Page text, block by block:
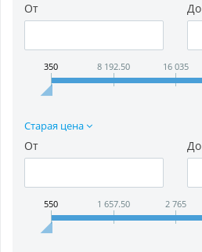
От До
350 8 192.50 16 035
Старая цена
От До
550 1 657.50 2 765